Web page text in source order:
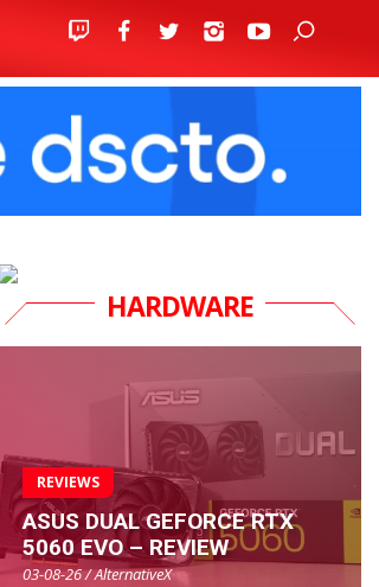
HARDWARE
REVIEWS
ASUS DUAL GEFORCE RTX
5060 EVO – REVIEW
03-08-26 / AlternativeX